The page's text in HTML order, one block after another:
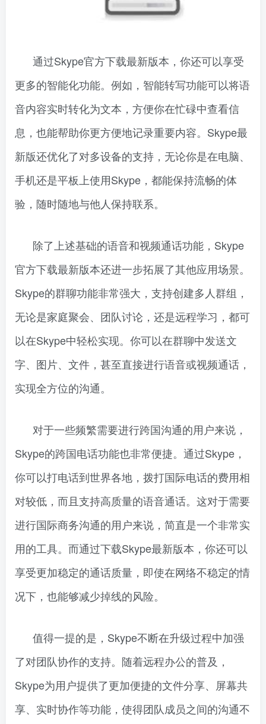
通过Skype官方下载最新版本，你还可以享受
更多的智能化功能。例如，智能转写功能可以将语
音内容实时转化为文本，方便你在忙碌中查看信
息，也能帮助你更方便地记录重要内容。Skype最
新版还优化了对多设备的支持，无论你是在电脑、
手机还是平板上使用Skype，都能保持流畅的体
验，随时随地与他人保持联系。
除了上述基础的语音和视频通话功能，Skype
官方下载最新版本还进一步拓展了其他应用场景。
Skype的群聊功能非常强大，支持创建多人群组，
无论是家庭聚会、团队讨论，还是远程学习，都可
以在Skype中轻松实现。你可以在群聊中发送文
字、图片、文件，甚至直接进行语音或视频通话，
实现全方位的沟通。
对于一些频繁需要进行跨国沟通的用户来说，
Skype的跨国电话功能也非常便捷。通过Skype，
你可以打电话到世界各地，拨打国际电话的费用相
对较低，而且支持高质量的语音通话。这对于需要
进行国际商务沟通的用户来说，简直是一个非常实
用的工具。而通过下载Skype最新版本，你还可以
享受更加稳定的通话质量，即使在网络不稳定的情
况下，也能够减少掉线的风险。
值得一提的是，Skype不断在升级过程中加强
了对团队协作的支持。随着远程办公的普及，
Skype为用户提供了更加便捷的文件分享、屏幕共
享、实时协作等功能，使得团队成员之间的沟通不